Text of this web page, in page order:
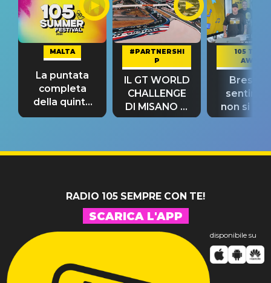
MALTA
La puntata
completa
della quinta
tappa
#PARTNERSHI
P
IL GT WORLD
CHALLENGE
DI MISANO si
riconferma
105 TAKE
AWAY
Bresh:
non si
fino alla
RADIO 105 SEMPRE CON TE!
SCARICA L'APP
disponibile su